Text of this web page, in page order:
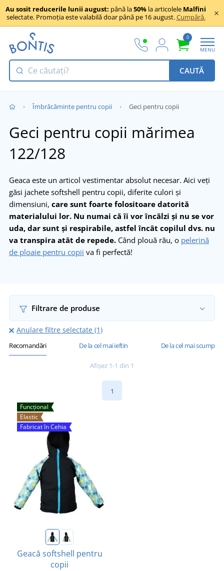
Au sosit reducerile lunii august: până la50% la articolele Malfini
selectate. Promoția este valabilă doar până pe 16 august.Cumpără.
0
MENU
CAUTĂ
Îmbrăcăminte pentru copii Geci pentru copii
Geci pentru copii mărimea
122/128
Geaca este un articol vestimentar absolut necesar. Aici veți
găsi jachete softshell pentru copii, diferite culori și
dimensiuni, care sunt foarte folositoare datorită
materialului lor. Nu numai că îi vor încălzi și nu se vor
uda, dar sunt și respirabile, astfel încât copilul dvs. nu
va transpira atât de repede. Când plouă rău, o pelerină
de ploaie pentru copii va fi perfectă!
Filtrare de produse
Anulare filtre selectate (1)
Recomandări De la cel mai ieftin De la cel mai scump
Afișez 1-1 din 1
1
Funcțional
Elastic
Fabricat în Cehia
Geacă softshell pentru
copii